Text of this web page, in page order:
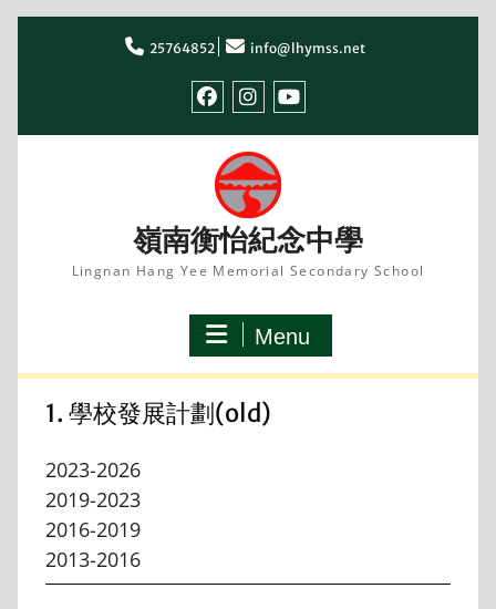
25764852 info@lhymss.net
嶺南衡怡紀念中學
Lingnan Hang Yee Memorial Secondary School
Menu
1. 學校發展計劃(old)
2023-2026
2019-2023
2016-2019
2013-2016